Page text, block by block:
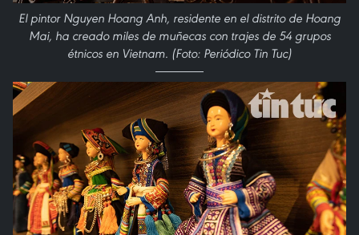
El pintor Nguyen Hoang Anh, residente en el distrito de Hoang
Mai, ha creado miles de muñecas con trajes de 54 grupos
étnicos en Vietnam. (Foto: Periódico Tin Tuc)